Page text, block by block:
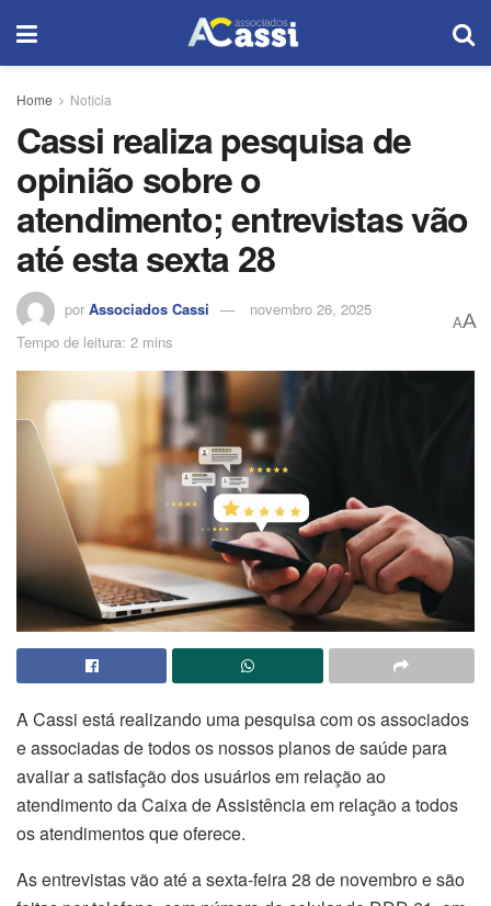
Home Notícia
Cassi realiza pesquisa de
opinião sobre o
atendimento; entrevistas vão
até esta sexta 28
por Associados Cassi
novembro 26, 2025
Tempo de leitura: 2 mins
AA
A Cassi está realizando uma pesquisa com os associados
e associadas de todos os nossos planos de saúde para
avaliar a satisfação dos usuários em relação ao
atendimento da Caixa de Assistência em relação a todos
os atendimentos que oferece.
As entrevistas vão até a sexta-feira 28 de novembro e são